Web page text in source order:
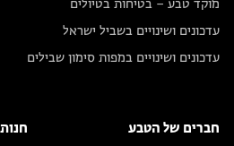
מוקד טבע – בטיחות בטיולים
עדכונים ושינויים בשביל ישראל
עדכונים ושינויים במפות סימון שבילים
חברים של הטבע חנות